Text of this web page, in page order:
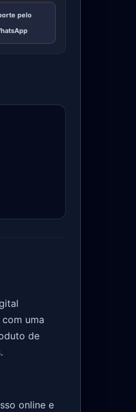
pelo
uma
de
online e